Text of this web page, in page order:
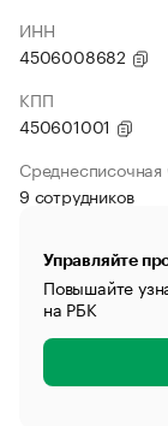
ИНН
4506008682
КПП
450601001
Среднесписочная
9 сотрудников
Управляйте
Повышайте
на РБК